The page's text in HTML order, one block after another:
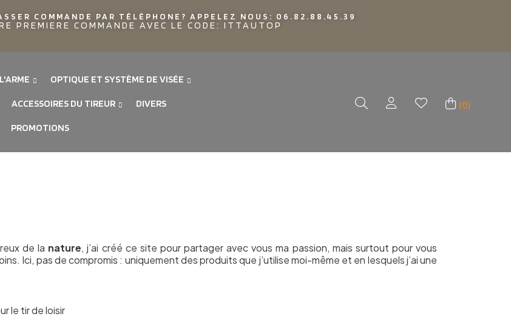
COMMANDE PAR TÉLÉPHONE? APPELEZ NOUS: 06.82.88.45.39
PREMIERE COMMANDE AVEC LE CODE: ITTAUTOP
OPTIQUE ET SYSTÈME DE VISÉE
ACCESSOIRES DU TIREUR DIVERS
PROMOTIONS
(0)
de la nature, j’ai créé ce site pour partager avec vous ma passion, mais surtout pour vous
Ici, pas de compromis : uniquement des produits que j’utilise moi-même et en lesquels j’ai une
le tir de loisir